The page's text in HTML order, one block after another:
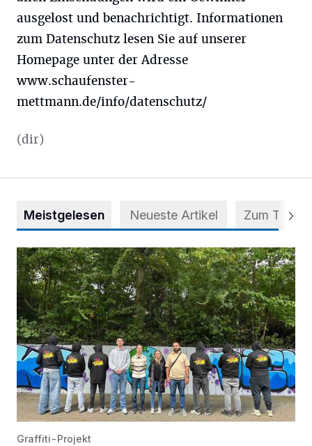
ausgelost und benachrichtigt. Informationen
zum Datenschutz lesen Sie auf unserer
Homepage unter der Adresse
www.schaufenster-
mettmann.de/info/datenschutz/
(dir)
Meistgelesen Neueste Artikel Zum Thema
Aus Grau wird Haltung
Graffiti-Projekt